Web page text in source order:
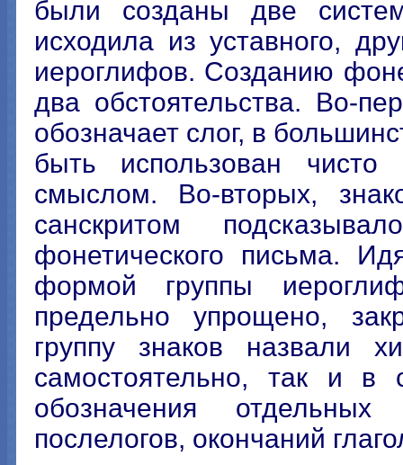
были созданы две
исходила из уставного,
иероглифов. Созданию
два обстоятельства. Во-
обозначает слог, в
быть использован
смыслом. Во-вторых,
санскритом
фонетического письма.
формой группы
предельно упрощено,
группу знаков назвали
самостоятельно, так и
обозначения
послелогов, окончаний